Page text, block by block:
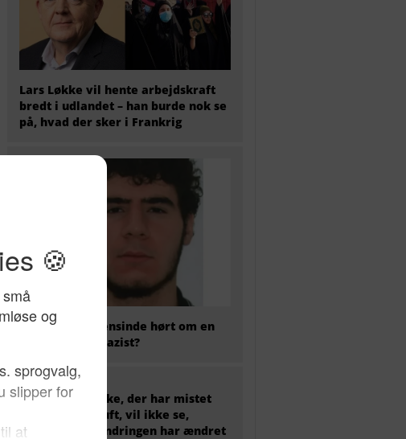
Lars Løkke vil hente arbejdskraft
bredt i udlandet – han burde nok se
på, hvad der sker i Frankrig
Hvem har nogensinde hørt om en
radikaliseret nazist?
Kun et menneske, der har mistet
sin sunde fornuft, vil ikke se,
hvordan indvandringen har ændret